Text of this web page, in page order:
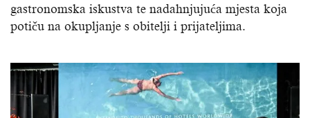
gastronomska iskustva te nadahnjujuća mjesta koja
potiču na okupljanje s obitelji i prijateljima.